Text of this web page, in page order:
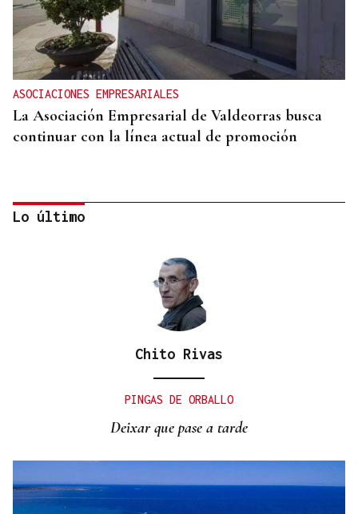
ASOCIACIONES EMPRESARIALES
La Asociación Empresarial de Valdeorras busca
continuar con la línea actual de promoción
Gaseosas Roca, medio siglo creciendo junto a
Lo último
Chito Rivas
PINGAS DE ORBALLO
Deixar que pase a tarde